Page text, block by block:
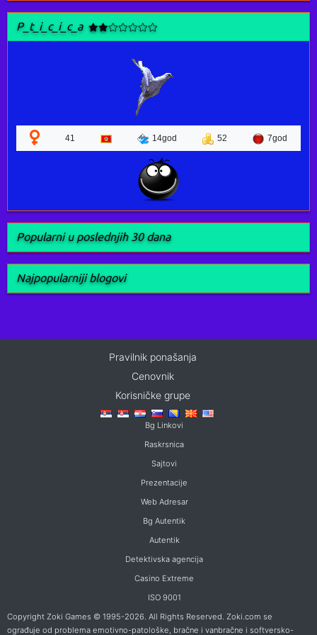
P_t_i_c_i_c_a
41 14god 52 7god
Popularni u poslednjih 30 dana
Najpopularniji blogovi
Pravilnik ponašanja
Cenovnik
Korisničke grupe
Bg Linkovi
Raskrsnica
Sajtovi
Prezentacije
Web Adresar
Bg Autentik
Autentik
Detektivska agencija
Casino Extreme
ISO 9001
Copyright Zoki Games © 1995-2026. All Rights Reserved. Zoki.com se
ograđuje od problema emotivno-patološke, bračne i vanbračne i softversko-